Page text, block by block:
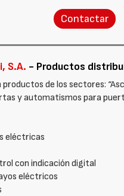
Contactar
S.A. - Productos
de los sectores:
y automatismos para
eléctricas
con indicación digital
eléctricos